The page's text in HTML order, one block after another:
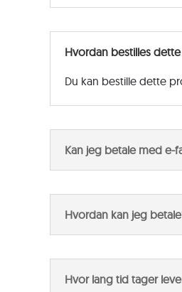
Hvordan bestilles
Du kan bestille dette
Kan jeg betale med e-
Hvordan kan jeg
Hvor lang tid tager